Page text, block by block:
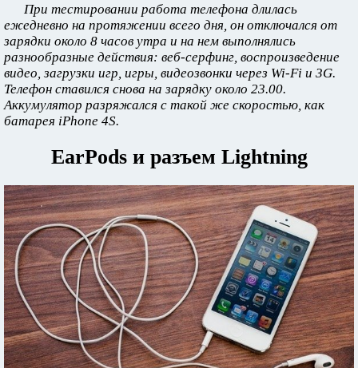
При тестировании работа телефона длилась
ежедневно на протяжении всего дня, он отключался от
зарядки около 8 часов утра и на нем выполнялись
разнообразные действия: веб-серфинг, воспроизведение
видео, загрузки игр, игры, видеозвонки через Wi-Fi и 3G.
Телефон ставился снова на зарядку около 23.00.
Аккумулятор разряжался с такой же скоростью, как
батарея iPhone 4S.
EarPods и разъем Lightning